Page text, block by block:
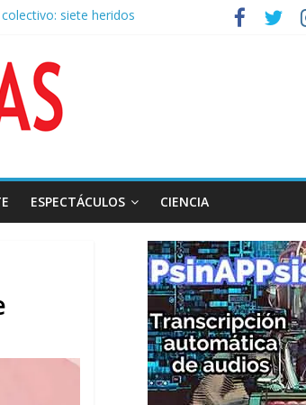
siete heridos
y conductor de TV
“Vino un poco endiablada”
del expediente a Campana
ESPECTÁCULOS CIENCIA